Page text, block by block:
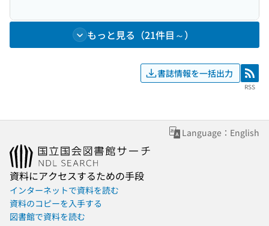
もっと見る（21件目～）
書誌情報を一括出力 RSS
RSS
Language：English
資料にアクセスするための手段
インターネットで資料を読む
資料のコピーを入手する
図書館で資料を読む